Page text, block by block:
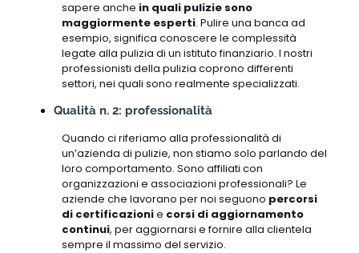
sapere anche in quali pulizie sono
maggiormente esperti. Pulire una banca ad
esempio, significa conoscere le complessità
legate alla pulizia di un istituto finanziario. I nostri
professionisti della pulizia coprono differenti
settori, nei quali sono realmente specializzati.
Qualità n. 2: professionalità
Quando ci riferiamo alla professionalità di
un’azienda di pulizie, non stiamo solo parlando del
loro comportamento. Sono affiliati con
organizzazioni e associazioni professionali? Le
aziende che lavorano per noi seguono percorsi
di certificazionie corsi di aggiornamento
continui, per aggiornarsi e fornire alla clientela
sempre il massimo del servizio.